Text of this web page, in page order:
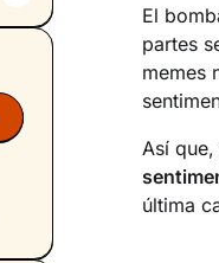
El
partes
memes
Así
última